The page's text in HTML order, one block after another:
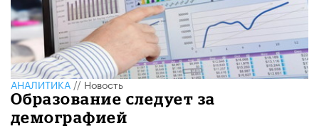
АНАЛИТИКА//Новость
Образование следует за
демографией